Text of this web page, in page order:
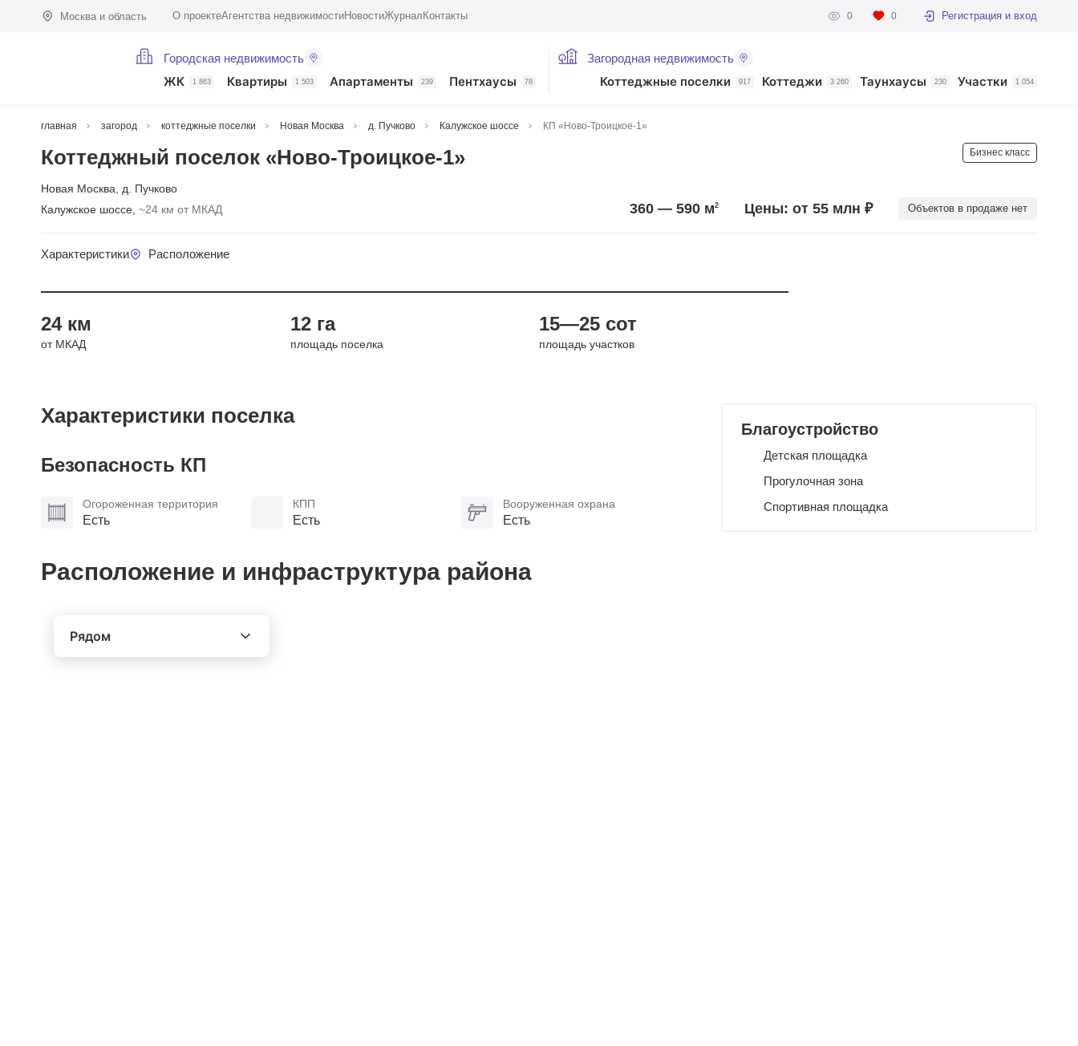
Москва и область О проектеАгентства недвижимостиНовостиЖурнал Контакты 0 0 Регистрация и вход
Городская недвижимость
ЖК 1 863 Квартиры 1 503 Апартаменты 239 Пентхаусы 78
Загородная недвижимость
Коттеджные поселки 917 Коттеджи 3 260 Таунхаусы 230 Участки 1 054
главная загород коттеджные поселки Новая Москва д. Пучково Калужское шоссе КП «Ново-Троицкое-1»
Бизнес класс
Коттеджный поселок «Ново-Троицкое-1»
Новая Москва
д. Пучково
Калужское шоссе, ~24 км от МКАД Объектов в продаже нет
Цены: от 55 млн ₽
360 — 590 м2
Характеристики Расположение
24 км
от МКАД
12 га
площадь поселка
15—25 сот
площадь участков
Характеристики поселка
Безопасность КП
Огороженная территория
Есть
КПП
Есть
Вооруженная охрана
Есть
Благоустройство
Детская площадка
Прогулочная зона
Спортивная площадка
Расположение и инфраструктура района
Рядом